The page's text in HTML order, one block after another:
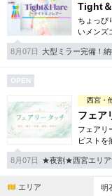
駅から徒歩5分以内Tight＆
ちょっぴ
いメンズ
8月07日 大型ミラー完備！
OPEN
西宮・
フェア
フェアリ
ピストを
8月07日 ★夜割★西宮エリア
エリア 明